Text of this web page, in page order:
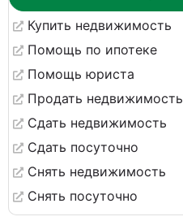
Купить недвижимость
Помощь по ипотеке
Помощь юриста
Продать недвижимость
Сдать недвижимость
Сдать посуточно
Снять недвижимость
Снять посуточно